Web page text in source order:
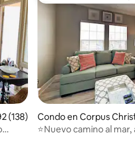
promedio: 4.92 de 5, 138
(138)
Condo en Corpus
⭐Nuevo camino al